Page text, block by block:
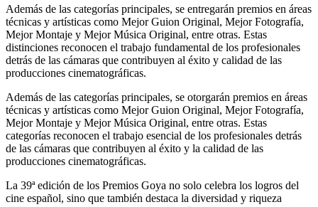
Además de las categorías principales, se entregarán premios en áreas
técnicas y artísticas como Mejor Guion Original, Mejor Fotografía,
Mejor Montaje y Mejor Música Original, entre otras. Estas
distinciones reconocen el trabajo fundamental de los profesionales
detrás de las cámaras que contribuyen al éxito y calidad de las
producciones cinematográficas.
Además de las categorías principales, se otorgarán premios en áreas
técnicas y artísticas como Mejor Guion Original, Mejor Fotografía,
Mejor Montaje y Mejor Música Original, entre otras. Estas
categorías reconocen el trabajo esencial de los profesionales detrás
de las cámaras que contribuyen al éxito y la calidad de las
producciones cinematográficas.
La 39ª edición de los Premios Goya no solo celebra los logros del
cine español, sino que también destaca la diversidad y riqueza